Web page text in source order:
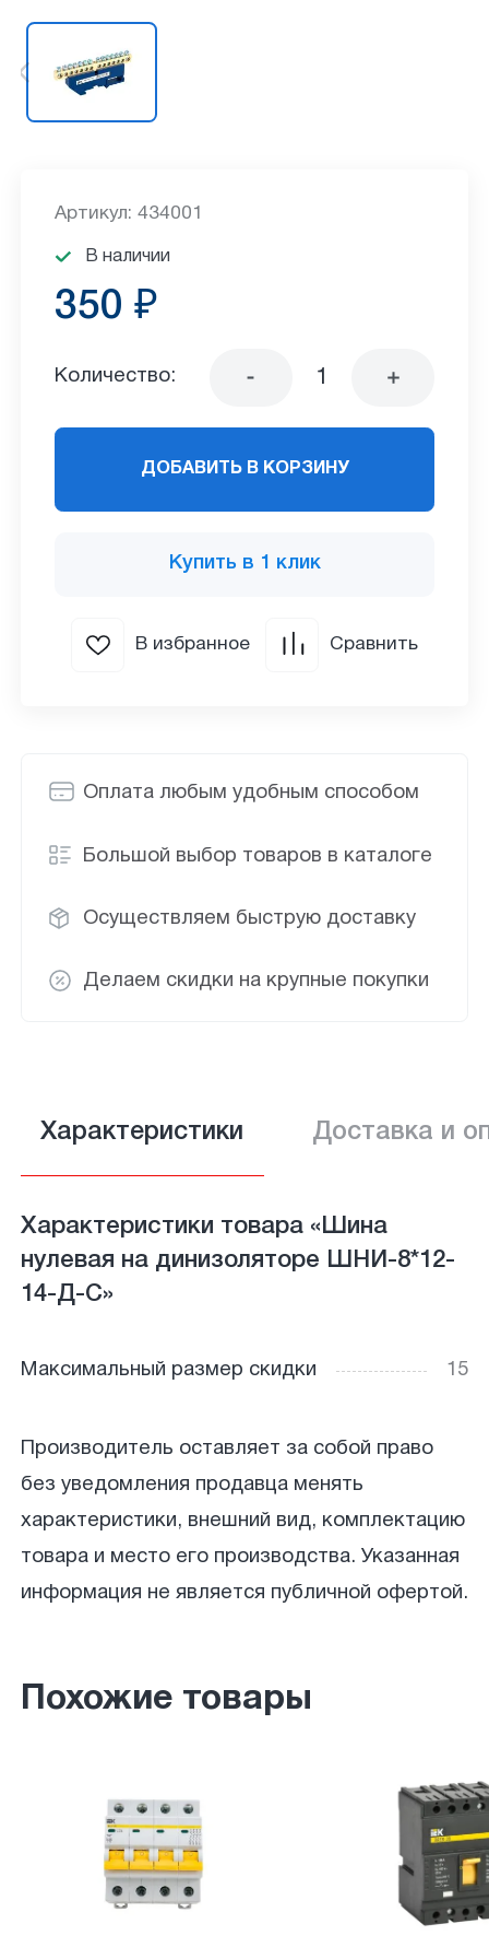
Оплата любым удобным способом
Большой выбор товаров в каталоге
Осуществляем быструю доставку
Делаем скидки на крупные покупки
Артикул: 434001
В наличии
350 ₽
Количество:
ДОБАВИТЬ В КОРЗИНУ
Купить в 1 клик
В избранное Сравнить
Характеристики Доставка и
Характеристики товара «Шина
нулевая на динизоляторе ШНИ-8*12-
14-Д-С»
Максимальный размер скидки 15
Производитель оставляет за собой право
без уведомления продавца менять
характеристики, внешний вид, комплектацию
товара и место его производства. Указанная
информация не является публичной офертой.
Похожие товары